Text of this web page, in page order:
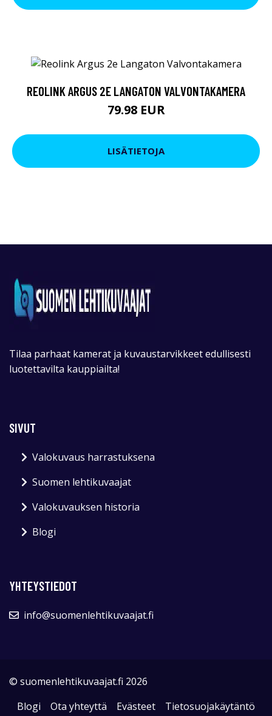
REOLINK ARGUS 2E LANGATON VALVONTAKAMERA
79.98 EUR
LISÄTIETOJA
Tilaa parhaat kamerat ja kuvaustarvikkeet edullisesti
luotettavilta kauppiailta!
SIVUT
Valokuvaus harrastuksena
Suomen lehtikuvaajat
Valokuvauksen historia
Blogi
YHTEYSTIEDOT
info@suomenlehtikuvaajat.fi
© suomenlehtikuvaajat.fi 2026
Blogi
Ota yhteyttä Evästeet
Tietosuojakäytäntö